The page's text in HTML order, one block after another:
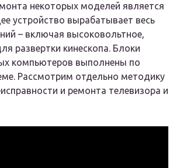
некоторых моделей является
устройство вырабатывает весь
– включая высоковольтное,
развертки кинескопа. Блоки
компьютеров выполнены по
Рассмотрим отдельно методику
и ремонта телевизора и